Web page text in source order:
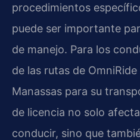
procedimientos
puede ser importante
de manejo. Para los
de las rutas de OmniRide
Manassas para su
de licencia no solo
conducir, sino que